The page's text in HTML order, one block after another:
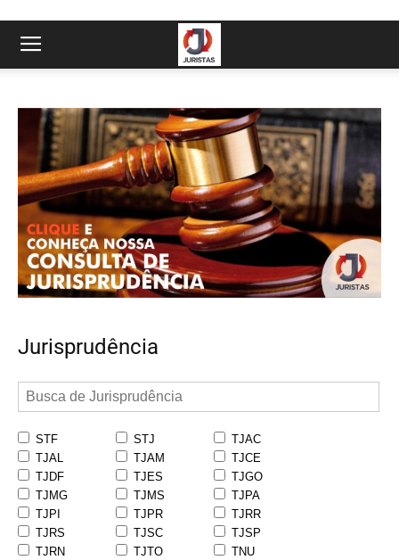
Jurisprudência
STF STJ
TJAC
TJAL
TJAM
TJCE
TJDF
TJES
TJGO
TJMG
TJMS
TJPA
TJPI
TJPR
TJRR
TJRS
TJSC
TJSP
TJRN
TJTO
TNU